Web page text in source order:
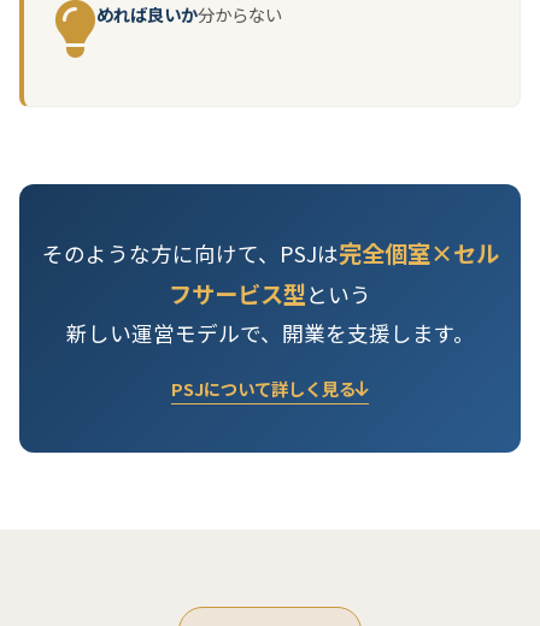
めれば良いか分からない
そのような方に向けて、PSJは完全個室×セル
フサービス型という
新しい運営モデルで、開業を支援します。
PSJについて詳しく見る